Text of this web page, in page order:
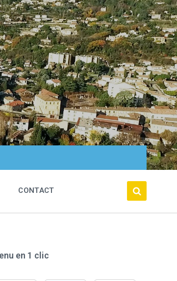
CONTACT
en 1 clic